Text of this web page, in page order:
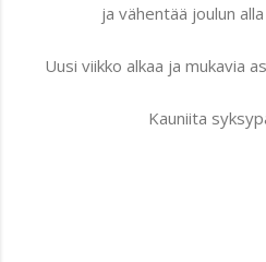
ja vähentää joulun
Uusi viikko alkaa ja mukavia
Kauniita